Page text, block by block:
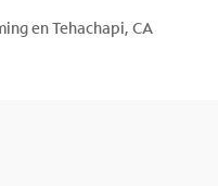
en Tehachapi, CA